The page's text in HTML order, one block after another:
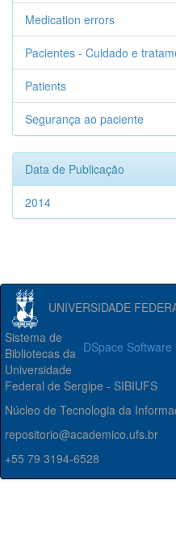
Medication errors
Pacientes - Cuidado e
Patients
Segurança ao paciente
Data de Publicação
2014
UNIVERSIDADE
DSpace Software
Sistema de
Bibliotecas da
Universidade
Federal de Sergipe - SIBIUFS
Núcleo de Tecnologia da
repositorio@academico.ufs.br
+55 79 3194-6528